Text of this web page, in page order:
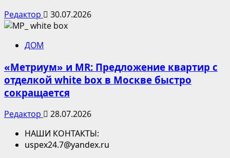
Редактор 30.07.2026
ДОМ
«Метриум» и MR: Предложение квартир с
отделкой white box в Москве быстро
сокращается
Редактор
28.07.2026
НАШИ КОНТАКТЫ:
uspex24.7@yandex.ru